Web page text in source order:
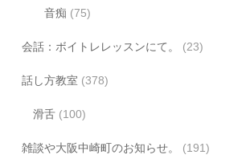
音痴 (75)
会話：ボイトレレッスンにて。 (23)
話し方教室 (378)
滑舌 (100)
雑談や大阪中崎町のお知らせ。 (191)